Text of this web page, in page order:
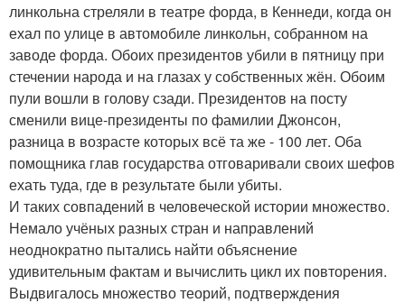
линкольна стреляли в театре форда, в Кеннеди, когда он
ехал по улице в автомобиле линкольн, собранном на
заводе форда. Обоих президентов убили в пятницу при
стечении народа и на глазах у собственных жён. Обоим
пули вошли в голову сзади. Президентов на посту
сменили вице-президенты по фамилии Джонсон,
разница в возрасте которых всё та же - 100 лет. Оба
помощника глав государства отговаривали своих шефов
ехать туда, где в результате были убиты.
И таких совпадений в человеческой истории множество.
Немало учёных разных стран и направлений
неоднократно пытались найти объяснение
удивительным фактам и вычислить цикл их повторения.
Выдвигалось множество теорий, подтверждения